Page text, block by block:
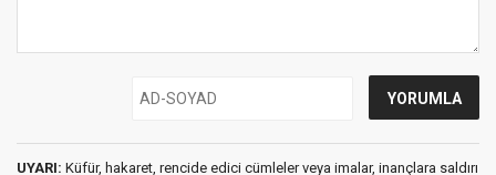
UYARI: Küfür, hakaret, rencide edici cümleler veya imalar, inançlara saldırı